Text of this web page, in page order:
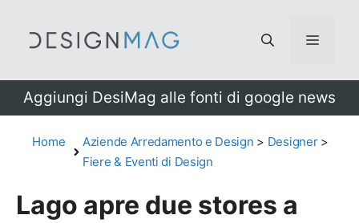
Menu
Aggiungi DesiMag alle fonti di google news
Home Aziende Arredamento e Design > Designer>
Fiere & Eventi di Design
Lago apre due stores a